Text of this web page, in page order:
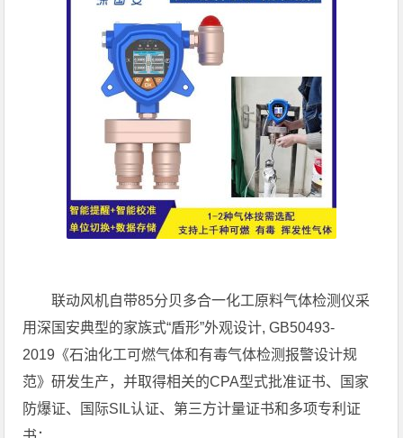
联动风机自带85分贝多合一化工原料气体检测仪采
用深国安典型的家族式“盾形”外观设计, GB50493-
2019《石油化工可燃气体和有毒气体检测报警设计规
范》研发生产，并取得相关的CPA型式批准证书、国家
防爆证、国际SIL认证、第三方计量证书和多项专利证